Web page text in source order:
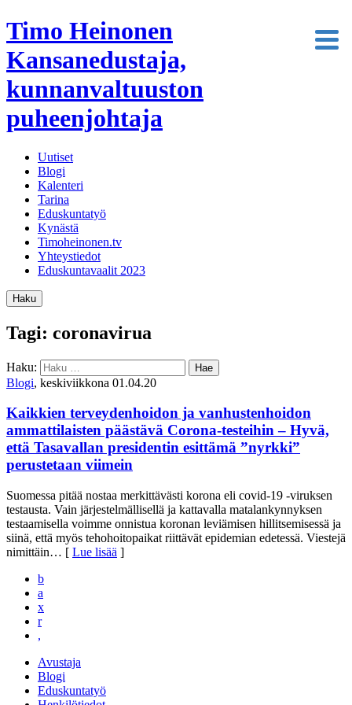
Timo Heinonen
Kansanedustaja,
kunnanvaltuuston
puheenjohtaja
Uutiset
Blogi
Kalenteri
Tarina
Eduskuntatyö
Kynästä
Timoheinonen.tv
Yhteystiedot
Eduskuntavaalit 2023
Haku
Tagi: coronavirua
Haku:
Blogi, keskiviikkona 01.04.20
Kaikkien terveydenhoidon ja vanhustenhoidon
ammattilaisten päästävä Corona-testeihin – Hyvä,
että Tasavallan presidentin esittämä ”nyrkki”
perustetaan viimein
Suomessa pitää nostaa merkittävästi korona eli covid-19 -viruksen
testausta. Vain järjestelmällisellä ja kattavalla matalankynnyksen
testaamisella voimme onnistua koronan leviämisen hillitsemisessä ja
siinä, että myös tehohoitopaikat riittävät epidemian edetessä. Viestejä
nimittäin… [ Lue lisää ]
b
a
x
r
,
Avustaja
Blogi
Eduskuntatyö